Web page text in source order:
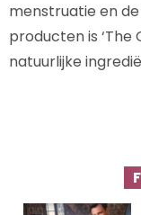
menstruatie en
producten is ‘The
natuurlijke